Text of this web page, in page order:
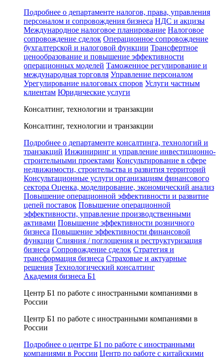
Подробнее о департаменте налогов, права, управления
персоналом и сопровождения бизнеса НДС и акцизы
Международное налоговое планирование Налоговое
сопровождение сделок Операционное сопровождение
бухгалтерской и налоговой функции Трансфертное
ценообразование и повышение эффективности
операционных моделей Таможенное регулирование и
международная торговля Управление персоналом
Урегулирование налоговых споров Услуги частным
клиентам Юридические услуги
Консалтинг, технологии и транзакции
Консалтинг, технологии и транзакции
Подробнее о департаменте консалтинга, технологий и
транзакций Инжиниринг и управление инвестиционно-
строительными проектами Консультирование в сфере
недвижимости, строительства и развития территорий
Консультационные услуги организациям финансового
сектора Оценка, моделирование, экономический анализ
Повышение операционной эффективности и развитие
цепей поставок Повышение операционной
эффективности, управление производственными
активами Повышение эффективности розничного
бизнеса Повышение эффективности финансовой
функции Слияния / поглощения и реструктуризация
бизнеса Сопровождение сделок Стратегия и
трансформация бизнеса Страховые и актуарные
решения Технологический консалтинг
Академия бизнеса Б1
Центр Б1 по работе с иностранными компаниями в
России
Центр Б1 по работе с иностранными компаниями в
России
Подробнее о центре Б1 по работе с иностранными
компаниями в России Центр по работе с китайскими